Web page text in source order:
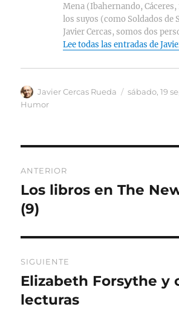
Mena (Ibahernando,
los suyos (como Soldados de
Javier Cercas, somos dos
Lee todas las entradas de
Autor
Javier Cercas Rueda
Publicado
sábado, 19
Humor
de
entradas
ANTERIOR
Entrada
anterior:
Los libros en The
(9)
SIGUIENTE
Entrada
siguiente:
Elizabeth Forsythe y
lecturas